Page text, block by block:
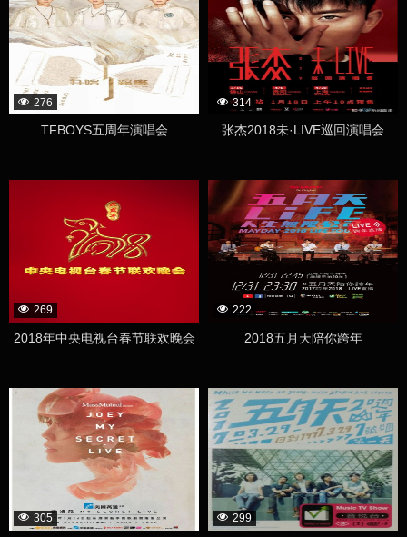
276
TFBOYS五周年演唱会
314
张杰2018未·LIVE巡回演唱会
269
2018年中央电视台春节联欢晚会
222
2018五月天陪你跨年
305 299